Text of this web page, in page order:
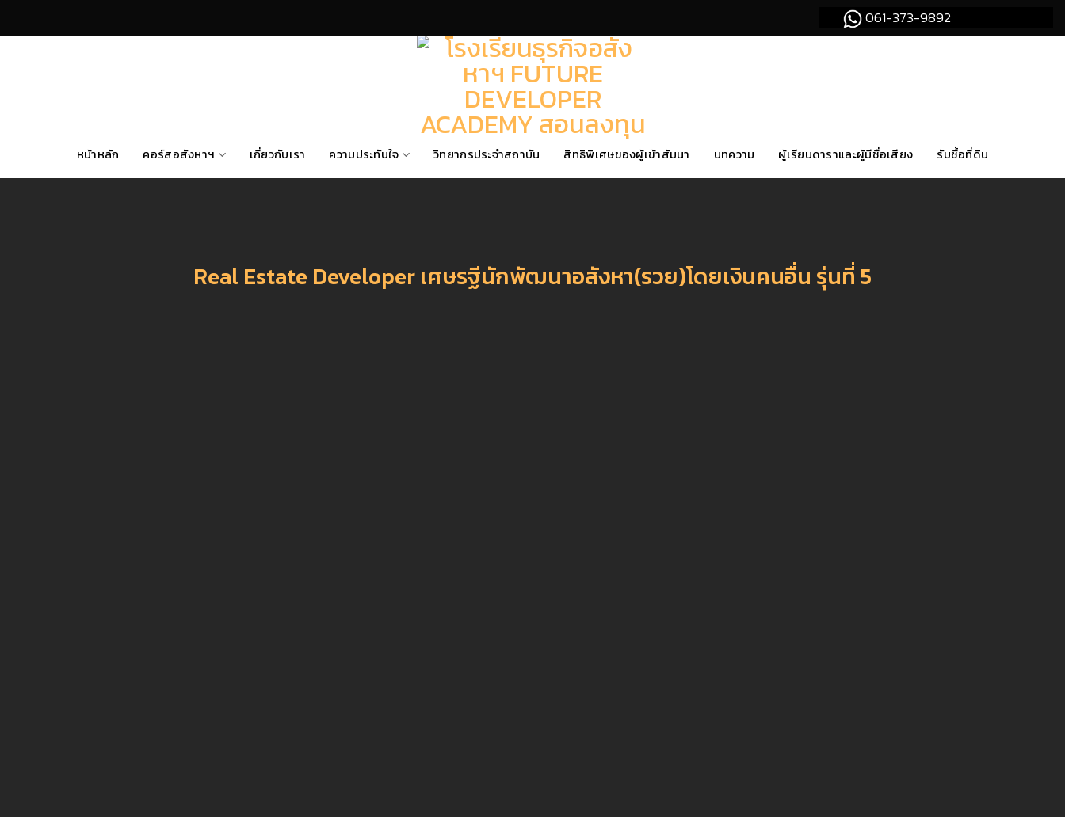
061-373-9892
หน้าหลัก คอร์สอสังหาฯ เกี่ยวกับเรา ความประทับใจ วิทยากรประจำสถาบัน สิทธิพิเศษของผู้เข้าสัมนา บทความ ผู้เรียนดาราและผู้มีชื่อเสียง รับซื้อที่ดิน
Real Estate Developer เศษรฐีนักพัฒนาอสังหา(รวย)โดยเงินคนอื่น รุ่นที่ 5